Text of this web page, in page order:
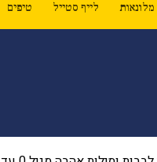
מלונאות לייף סטייל טיפים